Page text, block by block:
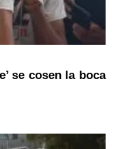
se cosen la boca